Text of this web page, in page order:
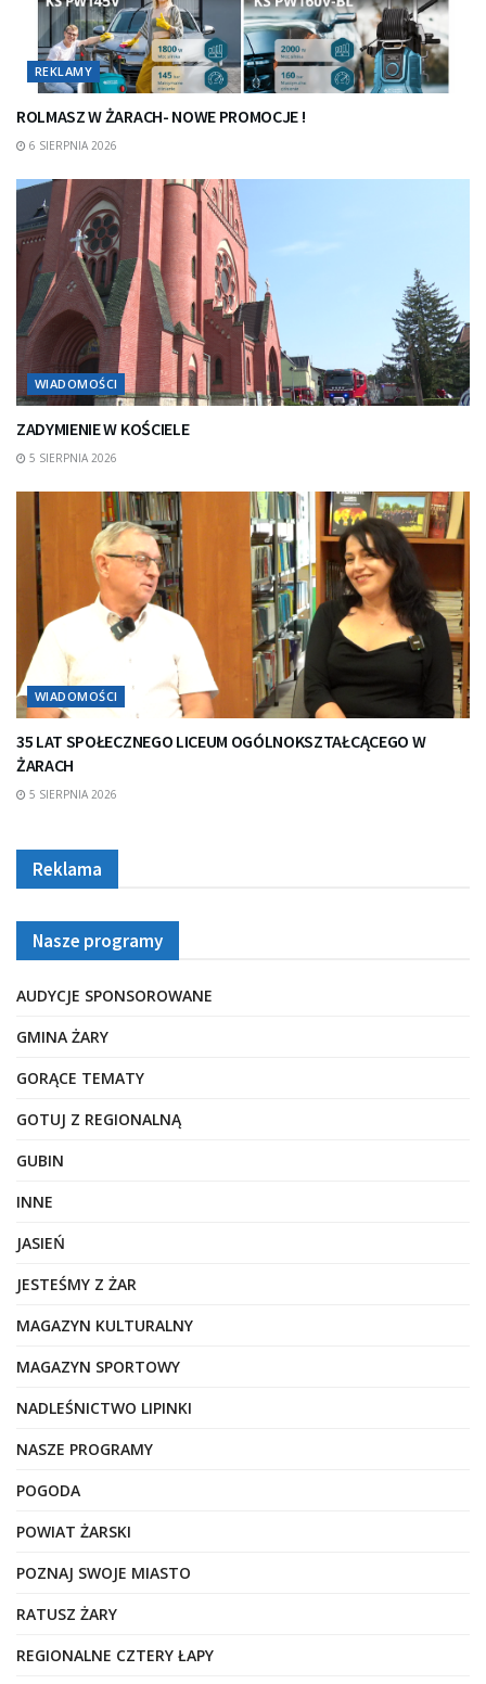
REKLAMY
ROLMASZ W ŻARACH- NOWE PROMOCJE !
6 SIERPNIA 2026
WIADOMOŚCI
ZADYMIENIE W KOŚCIELE
5 SIERPNIA 2026
WIADOMOŚCI
35 LAT SPOŁECZNEGO LICEUM OGÓLNOKSZTAŁCĄCEGO W
ŻARACH
5 SIERPNIA 2026
Reklama
Nasze programy
AUDYCJE SPONSOROWANE
GMINA ŻARY
GORĄCE TEMATY
GOTUJ Z REGIONALNĄ
GUBIN
INNE
JASIEŃ
JESTEŚMY Z ŻAR
MAGAZYN KULTURALNY
MAGAZYN SPORTOWY
NADLEŚNICTWO LIPINKI
NASZE PROGRAMY
POGODA
POWIAT ŻARSKI
POZNAJ SWOJE MIASTO
RATUSZ ŻARY
REGIONALNE CZTERY ŁAPY